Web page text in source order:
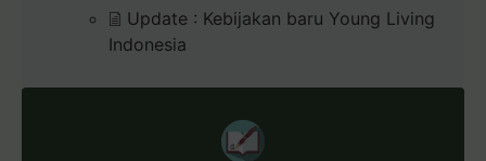
Update : Kebijakan baru Young Living
Indonesia